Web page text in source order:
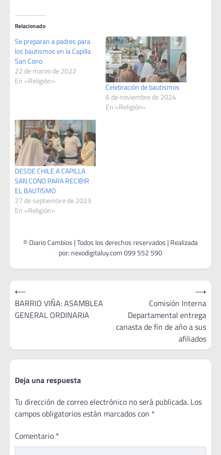
Relacionado
Se preparan a padres para
los bautismos en la Capilla
San Cono
22 de marzo de 2022
En «Religión»
Celebración de bautismos
6 de noviembre de 2024
En «Religión»
DESDE CHILE A CAPILLA
SAN CONO PARA RECIBIR
EL BAUTISMO
27 de septiembre de 2023
En «Religión»
Navegación
de
entradas
⟵
BARRIO VIÑA: ASAMBLEA
GENERAL ORDINARIA
Comisión Interna
Departamental entrega
canasta de fin de año a sus
afiliados
⟶
Deja una respuesta
Tu dirección de correo electrónico no será publicada. Los
campos obligatorios están marcados con *
Comentario *